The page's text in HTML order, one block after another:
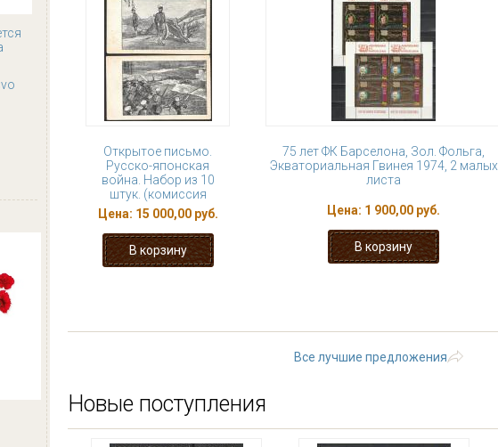
Открытое письмо.
Русско-японская
война. Набор из 10
штук. (комиссия
Цена: 15 000,00 руб.
75 лет ФК Барселона, Зол. Фольга,
Экваториальная Гвинея 1974, 2 малых
листа
Цена: 1 900,00 руб.
Все лучшие предложения
Новые поступления